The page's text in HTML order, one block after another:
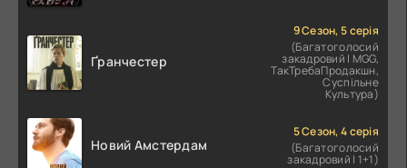
Ґранчестер
9 Сезон, 5 серія
(Багатоголосий
закадровий | MGG,
ТакТребаПродакшн,
Суспільне
Культура)
Новий Амстердам
5 Сезон, 4 серія
(Багатоголосий
закадровий | 1+1)